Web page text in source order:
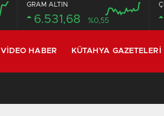
GRAM ALTIN
6.531,68 %0,55
VIDEO HABER KÜTAHYA GAZETELERI